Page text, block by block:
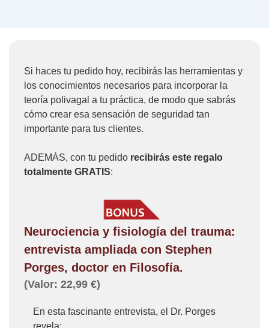
Si haces tu pedido hoy, recibirás las herramientas y
los conocimientos necesarios para incorporar la
teoría polivagal a tu práctica, de modo que sabrás
cómo crear esa sensación de seguridad tan
importante para tus clientes.
ADEMÁS, con tu pedido recibirás este regalo
totalmente GRATIS:
Neurociencia y fisiología del trauma:
entrevista ampliada con Stephen
Porges, doctor en Filosofía.
(Valor: 22,99 €)
En esta fascinante entrevista, el Dr. Porges
revela: